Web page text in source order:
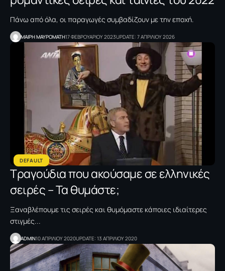
Πάνω από όλα, οι παραγωγές συμβαδίζουν με την εποχή.
MΑΙΡΗ ΜΑΥΡΟΜΑΤΗ17 ΦΕΒΡΟΥΑΡΙΟΥ 2023UPDATE: 7 ΑΠΡΙΛΙΟΥ 2026
DEFAULT
Τραγούδια που ακούσαμε σε ελληνικές
σειρές – Τα θυμάστε;
Ξαναβλέπουμε τις σειρές και θυμόμαστε κάποιες ιδιαίτερες
στιγμές...
ADMIN10 ΑΠΡΙΛΙΟΥ 2020UPDATE: 13 ΑΠΡΙΛΙΟΥ 2020